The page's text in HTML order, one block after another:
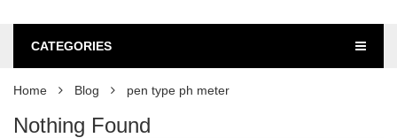
CATEGORIES
Home Blog pen type ph meter
Nothing Found